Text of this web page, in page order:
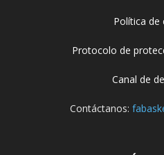
Política de
Protocolo de
Canal de
Contáctanos: